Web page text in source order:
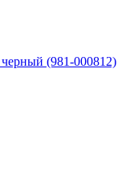
(981-000812)